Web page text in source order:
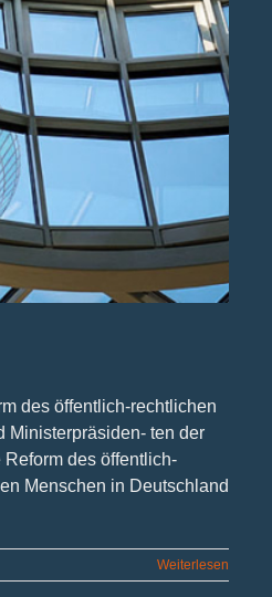
des öffentlich-rechtlichen
Ministerpräsiden- ten der
des öffentlich-
Menschen in Deutschland
Weiterlesen